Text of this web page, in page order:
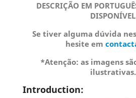
DESCRIÇÃO EM
DISPONÍVEL
Se tiver alguma dúvida
hesite em
*Atenção: as imagens
ilustrativas.
Introduction: